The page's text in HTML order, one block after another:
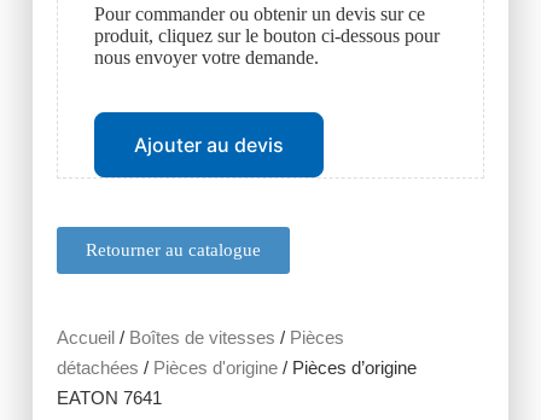
Retourner au catalogue
Accueil/ Boîtes de vitesses / Pièces
détachées / Pièces d'origine/ Pièces d’origine
EATON 7641
Pour commander ou obtenir un devis sur ce
produit, cliquez sur le bouton ci-dessous pour
nous envoyer votre demande.
Ajouter au devis